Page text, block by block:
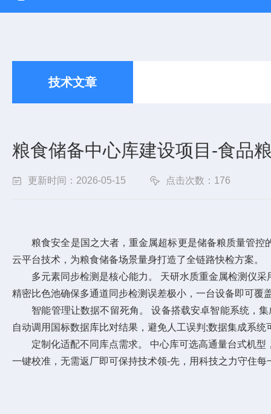
技术文章
粮食储备中心库建设项目-食品
更新时间：2026-05-15 点击次数：176
粮食安全是国之大者，重金属超标更是储备粮质量管控
云平台技术，为粮食储备场景量身打造了全链路快检方案。
多元素同步检测是核心能力。 天研水质重金属检测仪采
精密比色池确保多通道同步检测误差极小，一台设备即可覆
智能管理让数据不留死角。 设备搭载安卓智能系统，集
自动调用国标数据库比对结果，避免人工误判;数据集成系
定制化适配不同库点需求。 中心库可选高通量台式机型
一键校准，无需返厂即可保持技术领-先，用科技之力守住每